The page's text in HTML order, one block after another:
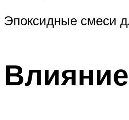
Эпоксидные смеси